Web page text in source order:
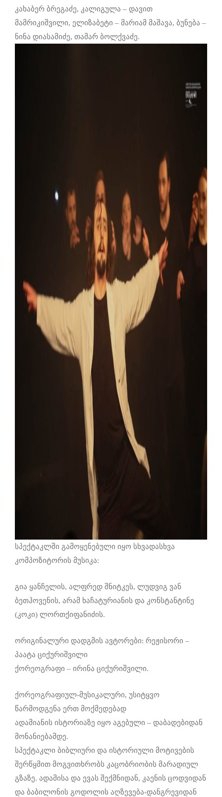
კახაბერ ბრეგაძე, კალიგულა – დავით
მამრიკიშვილი, ელიზაბეტი – მარიამ მაშავა, ბუნება –
ნინა დიასამიძე, თამარ ბოლქვაძე.
სპექტაკლში გამოყენებული იყო სხვადასხვა
კომპოზიტორის მუსიკა:
გია ყანჩელის, ალფრედ შნიტკეს, ლუდვიგ ვან
ბეთჰოვენის, არამ ხაჩატურიანის და კონსტანტინე
(კოკი) ლორთქიფანიძის.
ორიგინალური დადგმის ავტორები: რეჟისორი –
პაატა ციქურიშვილი
ქორეოგრაფი – ირინა ციქურიშვილი.
ქორეოგრაფიულ-მუსიკალური, უსიტყვო
წარმოდგენა ერთ მოქმედებად
ადამიანის ისტორიაზე იყო აგებული – დაბადებიდან
მონანიებამდე.
სპექტაკლი ბიბლიური და ისტორიული მოტივების
შერწყმით მოგვითხრობს კაცობრიობის მარადიულ
გზაზე. ადამისა და ევას შექმნიდან, კაენის ცოდვიდან
და ბაბილონის გოდოლის აღზევება-დანგრევიდან